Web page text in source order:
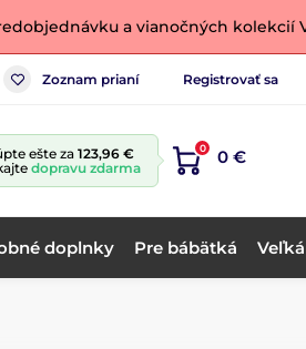
a vianočných kolekcií
Zoznam prianí Registrovať sa
ešte za 123,96 €
dopravu zdarma
0 0 €
doplnky Pre bábätká